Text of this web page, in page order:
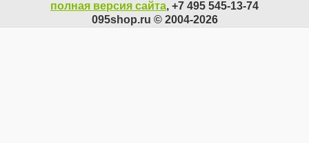
полная версия сайта, +7 495 545-13-74
095shop.ru © 2004-2026